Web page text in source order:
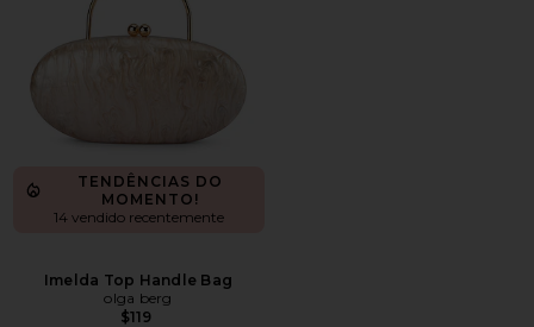
TENDÊNCIAS DO
MOMENTO!
14 vendido recentemente
Imelda Top Handle Bag
olga berg
$119